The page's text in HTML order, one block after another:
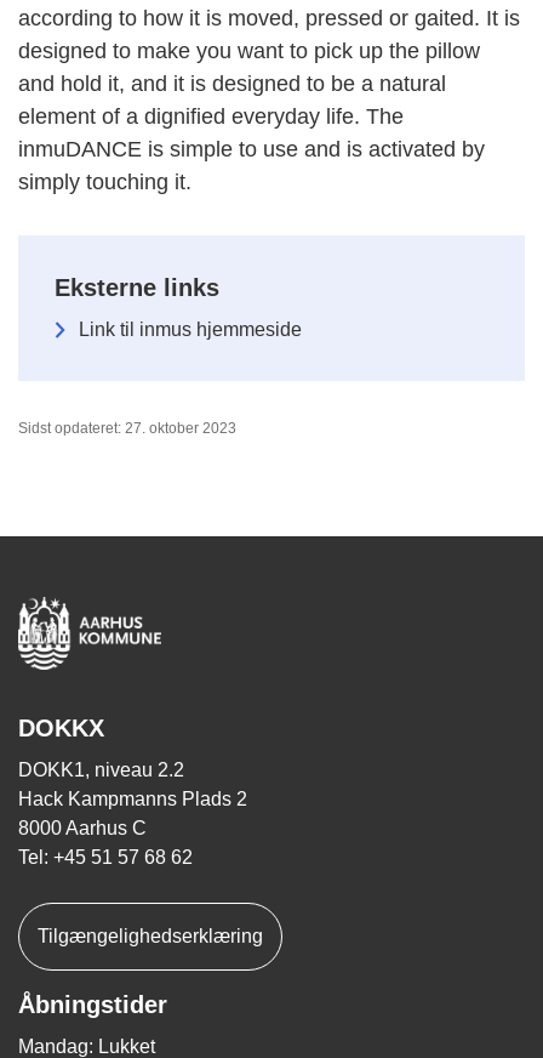
according to how it is moved, pressed or gaited. It is
designed to make you want to pick up the pillow
and hold it, and it is designed to be a natural
element of a dignified everyday life. The
inmuDANCE is simple to use and is activated by
simply touching it.
Eksterne links
Link til inmus hjemmeside
Sidst opdateret: 27. oktober 2023
DOKKX
DOKK1, niveau 2.2
Hack Kampmanns Plads 2
8000 Aarhus C
Tel: +45 51 57 68 62
Tilgængelighedserklæring
Åbningstider
Mandag: Lukket